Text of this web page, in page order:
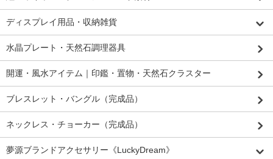
ディスプレイ用品・収納雑貨
水晶プレート・天然石調理器具
開運・風水アイテム｜印鑑・置物・天然石クラスター
ブレスレット・バングル（完成品）
ネックレス・チョーカー（完成品）
夢源ブランドアクセサリー《LuckyDream》